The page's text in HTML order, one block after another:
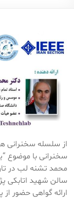
از سلسله سخنرانی
سخنرانی با موضوع
سالن شهید اتابکی
ارائه گواهی حضور